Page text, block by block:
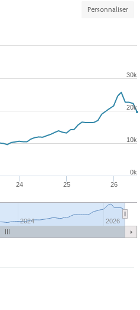
Personnaliser
24 25 26
2024 2026
0k
10k
20k
30k